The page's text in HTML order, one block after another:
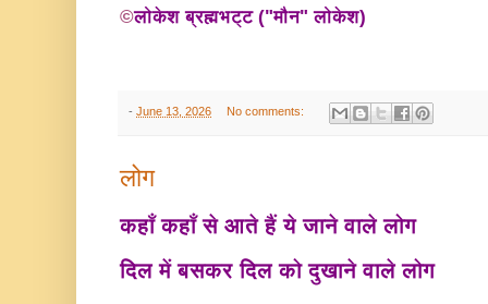
©लोकेश ब्रह्मभट्ट ("मौन" लोकेश)
- June 13, 2026 No comments:
लोग
कहाँ कहाँ से आते हैं ये जाने वाले लोग
दिल में बसकर दिल को दुखाने वाले लोग